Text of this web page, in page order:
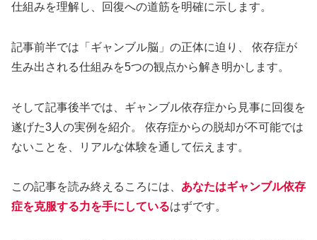
仕組みを理解し、回復への道筋を明確に示します。
記事前半では「ギャンブル脳」の正体に迫り、 依存症が
生み出される仕組みを5つの観点から解き明かします。
そして記事後半では、ギャンブル依存症から見事に回復を
遂げた3人の実例を紹介。 依存症からの脱却が不可能では
ないことを、リアルな体験を通して伝えます。
この記事を読み終えるころには、 あなたはギャンブル依存
症を克服する力を手にしているはずです。